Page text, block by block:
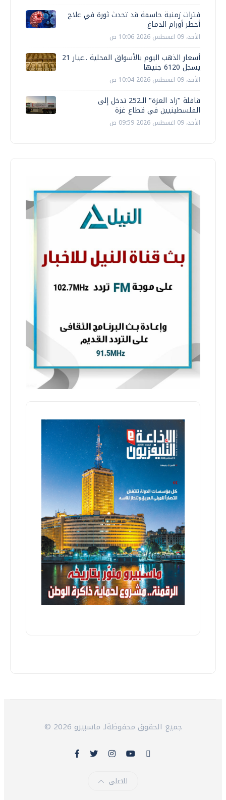
فترات زمنية حاسمة قد تحدث ثورة في علاج
أخطر أورام الدماغ
الأحد، 09 اغسطس 2026 10:06 ص
أسعار الذهب اليوم بالأسواق المحلية ..عيار 21
يسجل 6120 جنيها
الأحد، 09 اغسطس 2026 10:04 ص
قافلة "زاد العزة" الـ252 تدخل إلى
الفلسطينيين في قطاع غزة
الأحد، 09 اغسطس 2026 09:59 ص
© 2026 جميع الحقوق محفوظةلـ ماسبيرو
للاعلى